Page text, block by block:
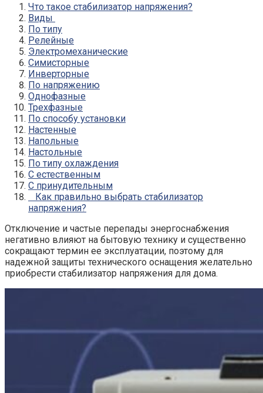
Что такое стабилизатор напряжения?
Виды
По типу
Релейные
Электромеханические
Симисторные
Инверторные
По напряжению
Однофазные
Трехфазные
По способу установки
Настенные
Напольные
Настольные
По типу охлаждения
С естественным
С принудительным
Как правильно выбрать стабилизатор
напряжения?
Отключение и частые перепады энергоснабжения
негативно влияют на бытовую технику и существенно
сокращают термин ее эксплуатации, поэтому для
надежной защиты технического оснащения желательно
приобрести стабилизатор напряжения для дома.